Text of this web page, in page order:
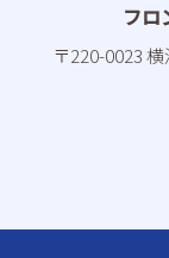
フロ
〒220-0023